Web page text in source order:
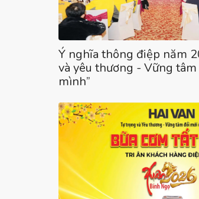
Ý nghĩa thông điệp năm
và yêu thương - Vững
mình”